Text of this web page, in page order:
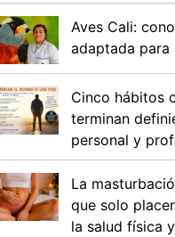
Aves Cali:
adaptada para
Cinco hábitos
terminan
personal y
La
que solo
la salud física